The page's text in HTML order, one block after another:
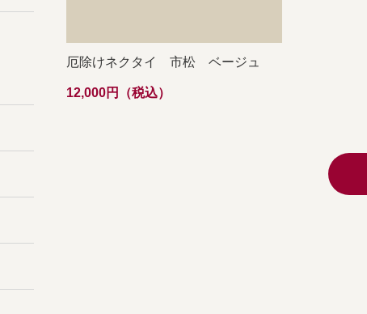
厄除けネクタイ 市松 ベージュ
12,000円（税込）